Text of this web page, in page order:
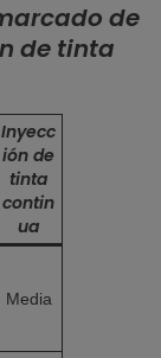
de
de tinta
Inyecc
ión de
tinta
contin
ua
Media